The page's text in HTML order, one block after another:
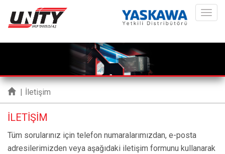
İletişim
İLETİŞİM
Tüm sorularınız için telefon numaralarımızdan, e-posta
adresilerimizden veya aşağıdaki iletişim formunu kullanarak